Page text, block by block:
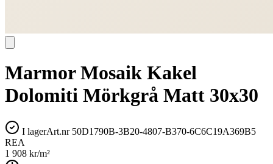
Marmor Mosaik Kakel
Dolomiti Mörkgrå Matt 30x30
I lagerArt.nr 50D1790B-3B20-4807-B370-6C6C19A369B5
REA
1 908 kr/m²